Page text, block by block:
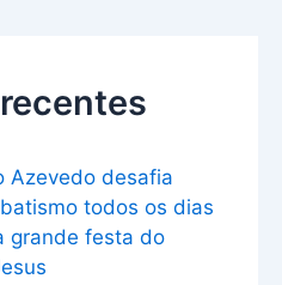
Azevedo desafia
todos os dias
grande festa do